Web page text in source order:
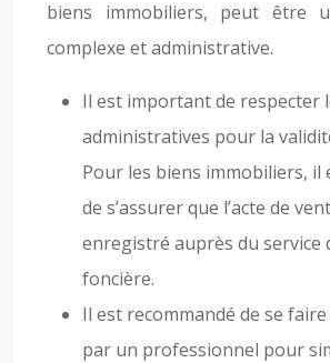
biens immobiliers, peut être
complexe et administrative.
Il est important de respecter
administratives pour la
Pour les biens immobiliers, il
de s’assurer que l’acte de
enregistré auprès du service
foncière.
Il est recommandé de se
par un professionnel pour